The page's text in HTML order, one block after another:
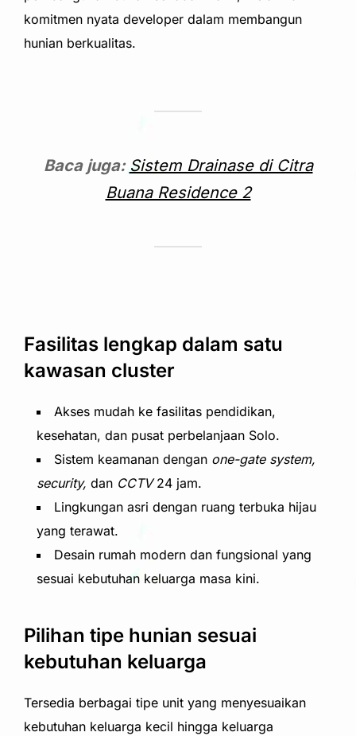
komitmen nyata developer dalam membangun
hunian berkualitas.
Baca juga: Sistem Drainase di Citra
Buana Residence 2
Fasilitas lengkap dalam satu
kawasan cluster
Akses mudah ke fasilitas pendidikan,
kesehatan, dan pusat perbelanjaan Solo.
Sistem keamanan dengan one-gate system,
security, dan CCTV24 jam.
Lingkungan asri dengan ruang terbuka hijau
yang terawat.
Desain rumah modern dan fungsional yang
sesuai kebutuhan keluarga masa kini.
Pilihan tipe hunian sesuai
kebutuhan keluarga
Tersedia berbagai tipe unit yang menyesuaikan
kebutuhan keluarga kecil hingga keluarga